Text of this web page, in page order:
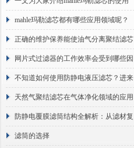
原理
mahle玛勒滤芯都有哪些应用领域呢？
正确的维护保养能使油气分离聚结滤芯
长期稳定运行
网片式过滤器的工作效率会受到哪些因
素的影响？
不知道如何使用防静电液压滤芯？进来
看
天然气聚结滤芯在气体净化领域的应用
与重要性
防静电覆膜滤筒结构全解析：从滤材复
合到整体成型
滤筒的选择